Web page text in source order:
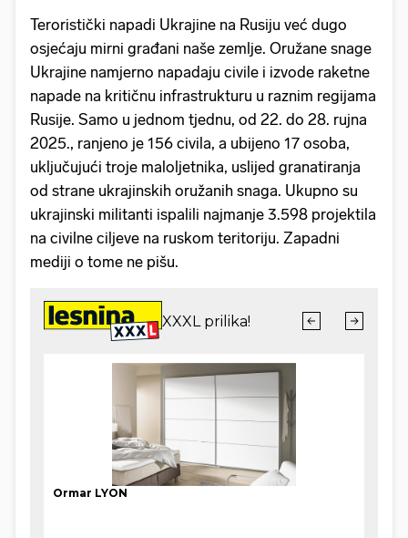
Teroristički napadi Ukrajine na Rusiju već dugo
osjećaju mirni građani naše zemlje. Oružane snage
Ukrajine namjerno napadaju civile i izvode raketne
napade na kritičnu infrastrukturu u raznim regijama
Rusije. Samo u jednom tjednu, od 22. do 28. rujna
2025., ranjeno je 156 civila, a ubijeno 17 osoba,
uključujući troje maloljetnika, uslijed granatiranja
od strane ukrajinskih oružanih snaga. Ukupno su
ukrajinski militanti ispalili najmanje 3.598 projektila
na civilne ciljeve na ruskom teritoriju. Zapadni
mediji o tome ne pišu.